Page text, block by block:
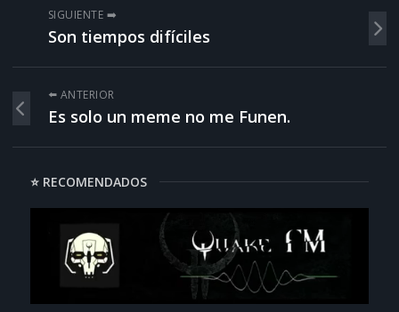
SIGUIENTE ➡️
Son tiempos difíciles
⬅️ ANTERIOR
Es solo un meme no me Funen.
⭐ RECOMENDADOS